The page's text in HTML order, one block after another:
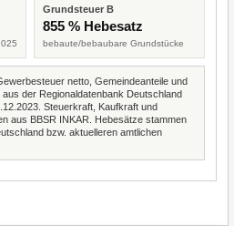
Grundsteuer B
855 % Hebesatz
bebaute/bebaubare Grundstücke
netto, Gemeindeanteile und
der Regionaldatenbank Deutschland
Steuerkraft, Kaufkraft und
aus BBSR INKAR. Hebesätze stammen
bzw. aktuelleren amtlichen